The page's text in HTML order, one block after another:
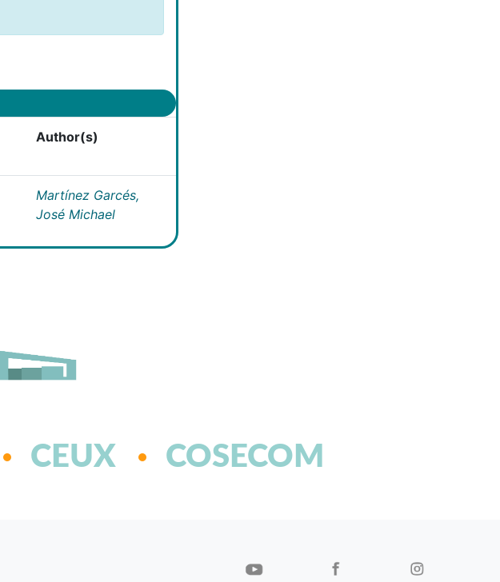
Author(s)
Martínez Garcés,
José Michael
CEUX COSECOM